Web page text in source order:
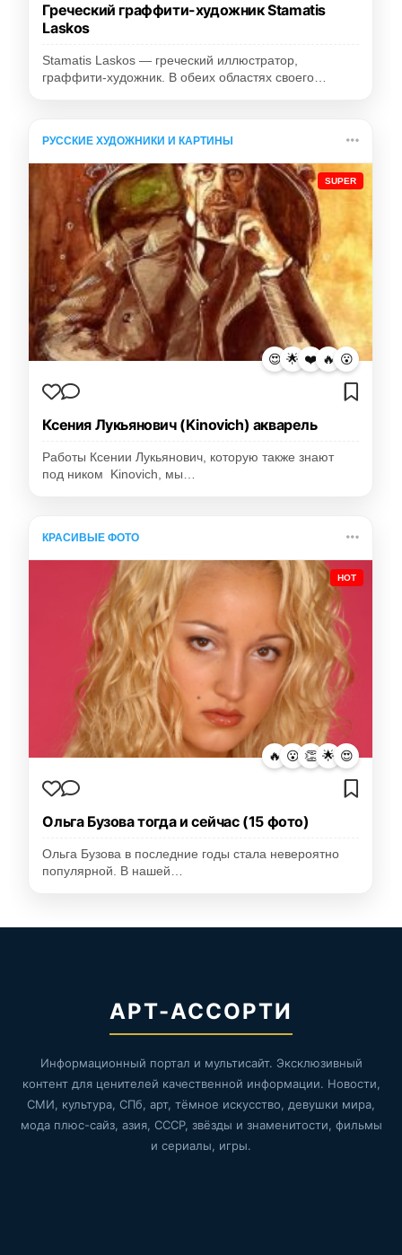
Греческий граффити-художник Stamatis
Laskos
Stamatis Laskos — греческий иллюстратор,
граффити-художник. В обеих областях своего…
РУССКИЕ ХУДОЖНИКИ И КАРТИНЫ
SUPER
😍 🌟 ❤️ 🔥 😮
Ксения Лукьянович (Kinovich) акварель
Работы Ксении Лукьянович, которую также знают
под ником Kinovich, мы…
КРАСИВЫЕ ФОТО
HOT
🔥 😮 👏 🌟 😍
Ольга Бузова тогда и сейчас (15 фото)
Ольга Бузова в последние годы стала невероятно
популярной. В нашей…
АРТ-АССОРТИ
Информационный портал и мультисайт. Эксклюзивный
контент для ценителей качественной информации. Новости,
СМИ, культура, СПб, арт, тёмное искусство, девушки мира,
мода плюс-сайз, азия, СССР, звёзды и знаменитости, фильмы
и сериалы, игры.